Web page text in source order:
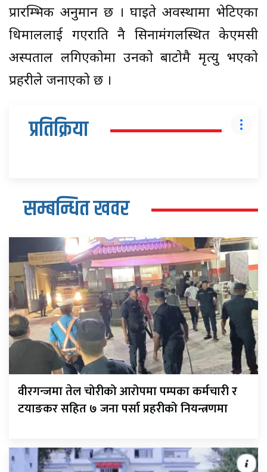
प्रारम्भिक अनुमान छ । घाइते अवस्थामा भेटिएका
धिमाललाई गएराति नै सिनामंगलस्थित केएमसी
अस्पताल लगिएकोमा उनको बाटोमै मृत्यु भएको
प्रहरीले जनाएको छ ।
प्रतिक्रिया
सम्बन्धित खवर
वीरगन्जमा तेल चोरीको आरोपमा पम्पका कर्मचारी र
टयाङकर सहित ७ जना पर्सा प्रहरीको नियन्त्रणमा